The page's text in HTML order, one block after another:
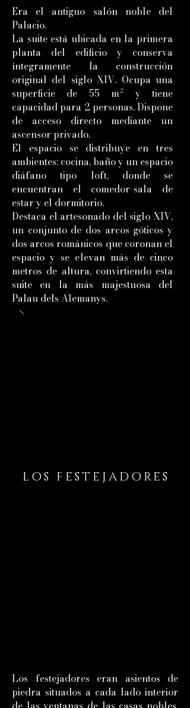
Era el antiguo salón noble del
Palacio.
La suite está ubicada en la primera
planta del edificio y conserva
íntegramente la construcción
original del siglo XIV. Ocupa una
superficie de 55 m² y tiene
capacidad para 2 personas. Dispone
de acceso directo mediante un
ascensor privado.
El espacio se distribuye en tres
ambientes: cocina, baño y un espacio
diáfano tipo loft, donde se
encuentran el comedor-sala de
estar y el dormitorio.
Destaca el artesonado del siglo XIV,
un conjunto de dos arcos góticos y
dos arcos románicos que coronan el
espacio y se elevan más de cinco
metros de altura, convirtiendo esta
suite en la más majestuosa del
Palau dels Alemanys.
LOS FESTEJADORES
Los festejadores eran asientos de
piedra situados a cada lado interior